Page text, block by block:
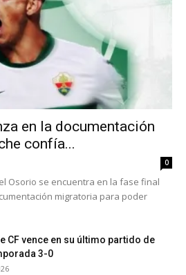
en la documentación
confía...
0
Osorio se encuentra en la fase final
migratoria para poder
CF vence en su último partido de
3-0